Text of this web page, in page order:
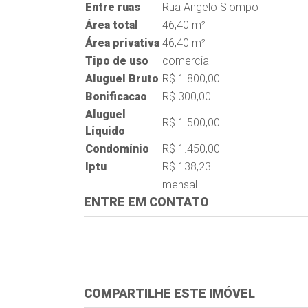
Entre ruas
Rua Angelo Slompo
Área total
46,40 m²
Área privativa 46,40 m²
Tipo de uso
comercial
Aluguel Bruto R$ 1.800,00
Bonificacao
R$ 300,00
Aluguel
Líquido
R$ 1.500,00
Condomínio
R$ 1.450,00
Iptu
R$ 138,23
mensal
ENTRE EM CONTATO
COMPARTILHE ESTE IMÓVEL